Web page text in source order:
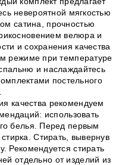
невероятной мягкостью
сатина, прочностью
велюра и
и сохранения качества
режиме при температуре
и наслаждайтесь
постельного
качества рекомендуем
использовать
белья. Перед первым
Стирать, вывернув
Рекомендуется стирать
отдельно от изделий из